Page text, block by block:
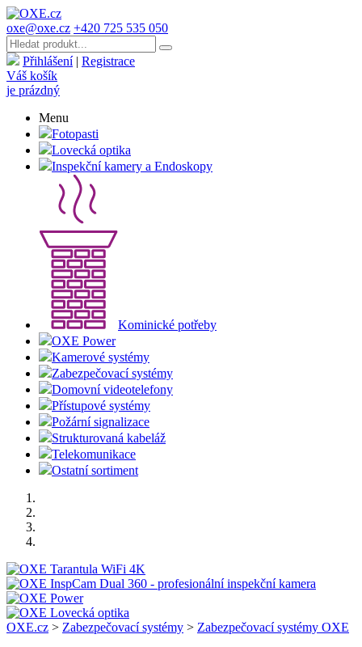
oxe@oxe.cz +420 725 535 050
Přihlášení| Registrace
Váš košík
je prázdný
Menu
Fotopasti
Lovecká optika
Inspekční kamery a Endoskopy
Kominické potřeby
OXE Power
Kamerové systémy
Zabezpečovací systémy
Domovní videotelefony
Přístupové systémy
Požární signalizace
Strukturovaná kabeláž
Telekomunikace
Ostatní sortiment
OXE.cz > Zabezpečovací systémy > Zabezpečovací systémy OXE